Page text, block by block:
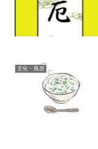
文化・風習